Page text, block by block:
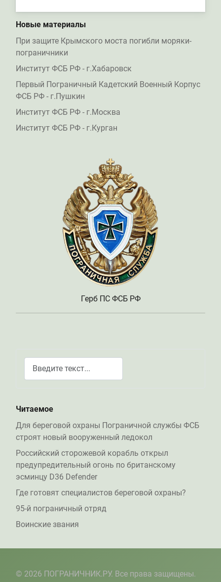
Читаемое
Для береговой охраны Пограничной службы ФСБ
строят новый вооруженный ледокол
Российский сторожевой корабль открыл
предупредительный огонь по британскому
эсминцу D36 Defender
Где готовят специалистов береговой охраны?
95-й пограничный отряд
Воинские звания
Новые материалы
При защите Крымского моста погибли моряки-
пограничники
Институт ФСБ РФ - г.Хабаровск
Первый Пограничный Кадетский Военный Корпус
ФСБ РФ - г.Пушкин
Институт ФСБ РФ - г.Москва
Институт ФСБ РФ - г.Курган
Герб ПС ФСБ РФ
© 2026 ПОГРАНИЧНИК.РУ. Все права защищены.